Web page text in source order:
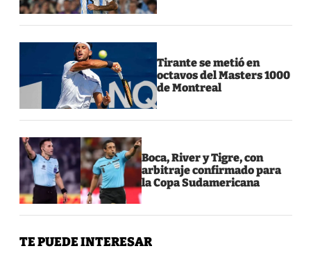
Tirante se metió en
octavos del Masters 1000
de Montreal
Boca, River y Tigre, con
arbitraje confirmado para
la Copa Sudamericana
TE PUEDE INTERESAR